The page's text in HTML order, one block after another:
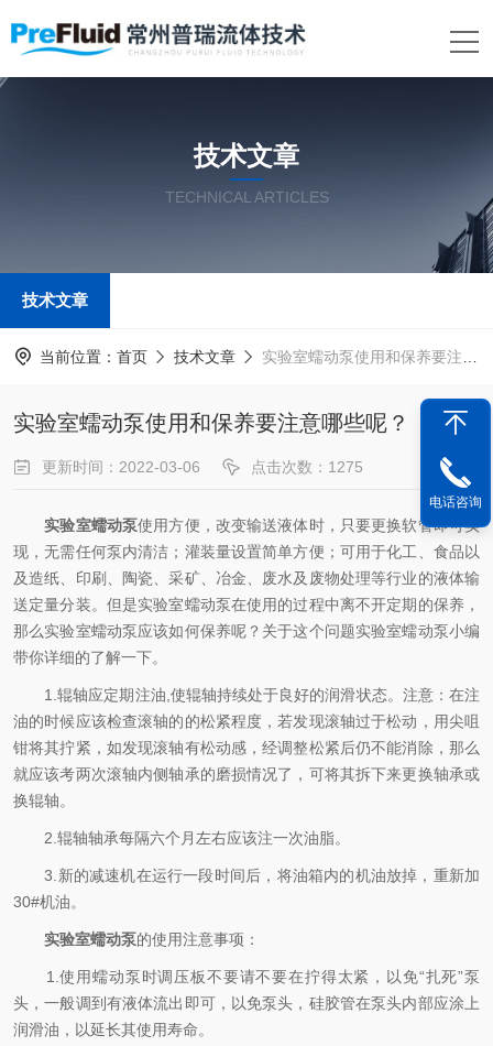
技术文章
TECHNICAL ARTICLES
技术文章
当前位置： 首页 技术文章 实验室蠕动泵使用和保养要注意哪些呢？
实验室蠕动泵使用和保养要注意哪些呢？
更新时间：2022-03-06 点击次数：1275
实验室蠕动泵使用方便，改变输送液体时，只要更换软管即可实
现，无需任何泵内清洁；灌装量设置简单方便；可用于化工、食品以
及造纸、印刷、陶瓷、采矿、冶金、废水及废物处理等行业的液体输
送定量分装。但是实验室蠕动泵在使用的过程中离不开定期的保养，
那么实验室蠕动泵应该如何保养呢？关于这个问题实验室蠕动泵小编
带你详细的了解一下。
1.辊轴应定期注油,使辊轴持续处于良好的润滑状态。注意：在注
油的时候应该检查滚轴的的松紧程度，若发现滚轴过于松动，用尖咀
钳将其拧紧，如发现滚轴有松动感，经调整松紧后仍不能消除，那么
就应该考两次滚轴内侧轴承的磨损情况了，可将其拆下来更换轴承或
换辊轴。
2.辊轴轴承每隔六个月左右应该注一次油脂。
3.新的减速机在运行一段时间后，将油箱内的机油放掉，重新加
30#机油。
实验室蠕动泵的使用注意事项：
1.使用蠕动泵时调压板不要请不要在拧得太紧，以免“扎死”泵
头，一般调到有液体流出即可，以免泵头，硅胶管在泵头内部应涂上
润滑油，以延长其使用寿命。
电话咨询